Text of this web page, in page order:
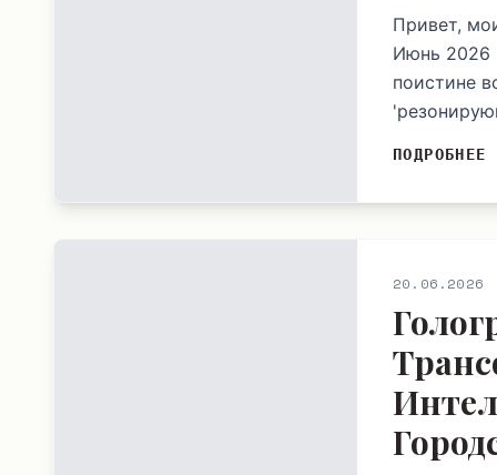
Привет,
Июнь 2026
поистине
ПОДРОБНЕЕ
20.06.2026